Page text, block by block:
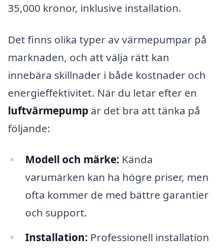
35,000 kronor, inklusive installation.
Det finns olika typer av värmepumpar på
marknaden, och att välja rätt kan
innebära skillnader i både kostnader och
energieffektivitet. När du letar efter en
luftvärmepump är det bra att tänka på
följande:
Modell och märke: Kända
varumärken kan ha högre priser, men
ofta kommer de med bättre garantier
och support.
Installation: Professionell installation